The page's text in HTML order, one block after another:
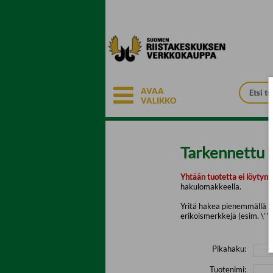
AVAA
VALIKKO
Tarkennettu
Yhtään tuotetta ei löytynyt.
hakulomakkeella.
Yritä hakea pienemmällä
erikoismerkkejä (esim. \' "
Pikahaku:
Tuotenimi: